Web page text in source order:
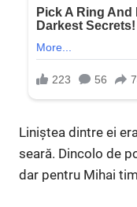
Liniștea dintre ei
seară. Dincolo de
dar pentru Mihai